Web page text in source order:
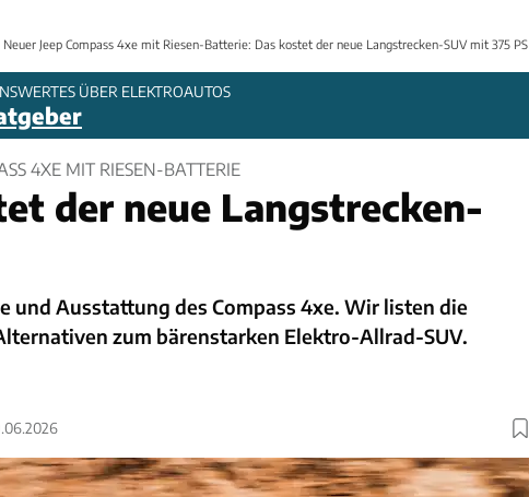
Neuer Jeep Compass 4xe mit Riesen-Batterie: Das kostet der neue Langstrecken-SUV mit 375 PS
ÜBER ELEKTROAUTOS
4XE MIT RIESEN-BATTERIE
der neue Langstrecken-
und Ausstattung des Compass 4xe. Wir listen die
zum bärenstarken Elektro-Allrad-SUV.